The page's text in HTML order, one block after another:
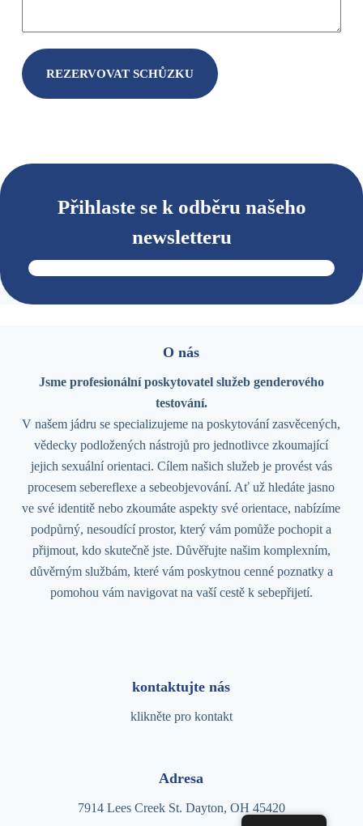
REZERVOVAT SCHŮZKU
Přihlaste se k odběru našeho
newsletteru
O nás
Jsme profesionální poskytovatel služeb genderového
testování.
V našem jádru se specializujeme na poskytování zasvěcených,
vědecky podložených nástrojů pro jednotlivce zkoumající
jejich sexuální orientaci. Cílem našich služeb je provést vás
procesem sebereflexe a sebeobjevování. Ať už hledáte jasno
ve své identitě nebo zkoumáte aspekty své orientace, nabízíme
podpůrný, nesoudící prostor, který vám pomůže pochopit a
přijmout, kdo skutečně jste. Důvěřujte našim komplexním,
důvěrným službám, které vám poskytnou cenné poznatky a
pomohou vám navigovat na vaší cestě k sebepřijetí.
kontaktujte nás
klikněte pro kontakt
Adresa
7914 Lees Creek St. Dayton, OH 45420